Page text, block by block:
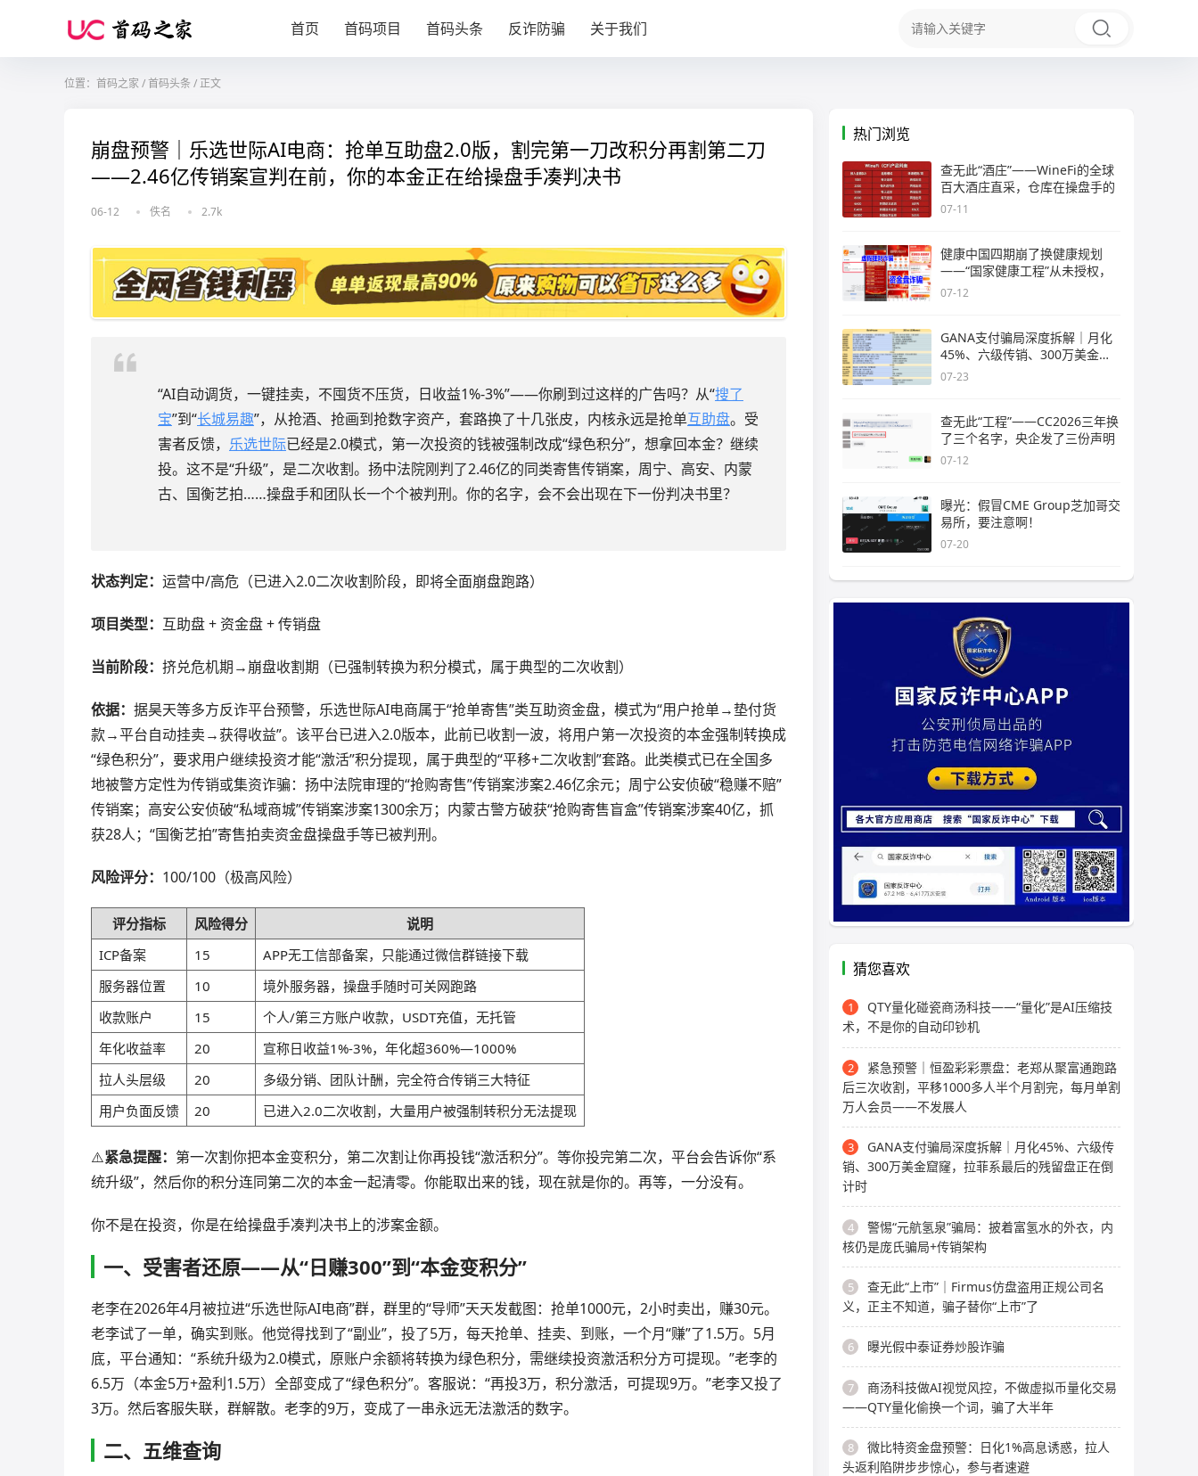
首页 首码项目 首码头条 反诈防骗 关于我们
位置： 首码之家 /首码头条 /正文
崩盘预警｜乐选世际AI电商：抢单互助盘2.0版，割完第一刀改积分再割第二刀
——2.46亿传销案宣判在前，你的本金正在给操盘手凑判决书
06-12 佚名 2.7k
“AI自动调货，一键挂卖，不囤货不压货，日收益1%-3%”——你刷到过这样的广告吗？从“搜了
宝”到“长城易趣”，从抢酒、抢画到抢数字资产，套路换了十几张皮，内核永远是抢单互助盘。受
害者反馈， 乐选世际已经是2.0模式，第一次投资的钱被强制改成“绿色积分”，想拿回本金？继续
投。这不是“升级”，是二次收割。扬中法院刚判了2.46亿的同类寄售传销案，周宁、高安、内蒙
古、国衡艺拍……操盘手和团队长一个个被判刑。你的名字，会不会出现在下一份判决书里？
状态判定： 运营中/高危（已进入2.0二次收割阶段，即将全面崩盘跑路）
项目类型： 互助盘 + 资金盘 + 传销盘
当前阶段： 挤兑危机期→崩盘收割期（已强制转换为积分模式，属于典型的二次收割）
依据： 据昊天等多方反诈平台预警，乐选世际AI电商属于“抢单寄售”类互助资金盘，模式为“用户抢单→垫付货
款→平台自动挂卖→获得收益”。该平台已进入2.0版本，此前已收割一波，将用户第一次投资的本金强制转换成
“绿色积分”，要求用户继续投资才能“激活”积分提现，属于典型的“平移+二次收割”套路。此类模式已在全国多
地被警方定性为传销或集资诈骗：扬中法院审理的“抢购寄售”传销案涉案2.46亿余元；周宁公安侦破“稳赚不赔”
传销案；高安公安侦破“私域商城”传销案涉案1300余万；内蒙古警方破获“抢购寄售盲盒”传销案涉案40亿，抓
获28人；“国衡艺拍”寄售拍卖资金盘操盘手等已被判刑。
风险评分： 100/100（极高风险）
评分指标 风险得分
说明
ICP备案
15
APP无工信部备案，只能通过微信群链接下载
服务器位置
10
境外服务器，操盘手随时可关网跑路
收款账户
15
个人/第三方账户收款，USDT充值，无托管
年化收益率
20
宣称日收益1%-3%，年化超360%—1000%
拉人头层级
20
多级分销、团队计酬，完全符合传销三大特征
用户负面反馈
20 已进入2.0二次收割，大量用户被强制转积分无法提现
⚠️紧急提醒： 第一次割你把本金变积分，第二次割让你再投钱“激活积分”。等你投完第二次，平台会告诉你“系
统升级”，然后你的积分连同第二次的本金一起清零。你能取出来的钱，现在就是你的。再等，一分没有。
你不是在投资，你是在给操盘手凑判决书上的涉案金额。
一、受害者还原——从“日赚300”到“本金变积分”
老李在2026年4月被拉进“乐选世际AI电商”群，群里的“导师”天天发截图：抢单1000元，2小时卖出，赚30元。
老李试了一单，确实到账。他觉得找到了“副业”，投了5万，每天抢单、挂卖、到账，一个月“赚”了1.5万。5月
底，平台通知：“系统升级为2.0模式，原账户余额将转换为绿色积分，需继续投资激活积分方可提现。”老李的
6.5万（本金5万+盈利1.5万）全部变成了“绿色积分”。客服说：“再投3万，积分激活，可提现9万。”老李又投了
3万。然后客服失联，群解散。老李的9万，变成了一串永远无法激活的数字。
二、五维查询
热门浏览
查无此“酒庄”——WineFi的全球
百大酒庄直采，仓库在操盘手的
07-11
健康中国四期崩了换健康规划
——“国家健康工程”从未授权，
07-12
GANA支付骗局深度拆解｜月化
45%、六级传销、300万美金窟
窿，拉菲
07-23
查无此“工程”——CC2026三年换
了三个名字，央企发了三份声明
07-12
曝光：假冒CME Group芝加哥交
易所，要注意啊！
07-20
猜您喜欢
1
QTY量化碰瓷商汤科技——“量化”是AI压缩技
术，不是你的自动印钞机
2
紧急预警｜恒盈彩彩票盘：老郑从聚富通跑路
后三次收割，平移1000多人半个月割完，每月单割
万人会员——不发展人
3
GANA支付骗局深度拆解｜月化45%、六级传
销、300万美金窟窿，拉菲系最后的残留盘正在倒
计时
4
警惕“元航氢泉”骗局：披着富氢水的外衣，内
核仍是庞氏骗局+传销架构
5
查无此“上市”｜Firmus仿盘盗用正规公司名
义，正主不知道，骗子替你“上市”了
6 曝光假中泰证券炒股诈骗
7
商汤科技做AI视觉风控，不做虚拟币量化交易
——QTY量化偷换一个词，骗了大半年
8
微比特资金盘预警：日化1%高息诱惑，拉人
头返利陷阱步步惊心，参与者速避